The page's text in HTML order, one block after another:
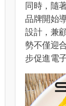
同時，隨
品牌開始
設計，兼
勢不僅迎
步促進電